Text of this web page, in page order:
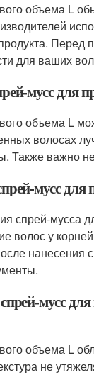
объема L
Перед
для ваших
мусс для
объема L
волосах
Также важно
мусс для
спрей-мусса
волос у
нанесения
мусс
объема L
не